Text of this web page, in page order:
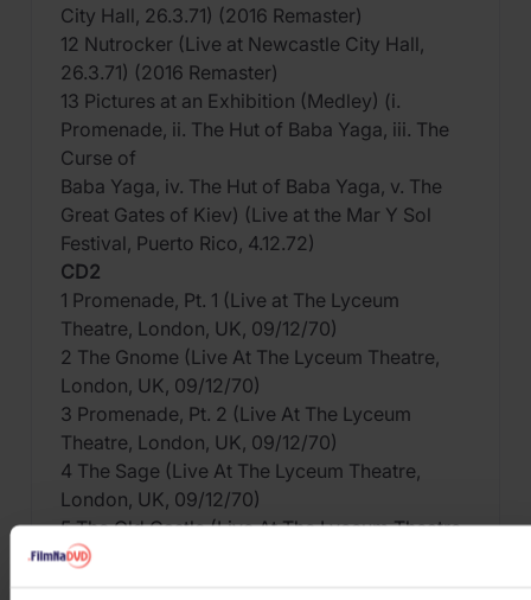
City Hall, 26.3.71) (2016 Remaster)
12 Nutrocker (Live at Newcastle City Hall,
26.3.71) (2016 Remaster)
13 Pictures at an Exhibition (Medley) (i.
Promenade, ii. The Hut of Baba Yaga, iii. The
Curse of
Baba Yaga, iv. The Hut of Baba Yaga, v. The
Great Gates of Kiev) (Live at the Mar Y Sol
Festival, Puerto Rico, 4.12.72)
CD2
1 Promenade, Pt. 1 (Live at The Lyceum
Theatre, London, UK, 09/12/70)
2 The Gnome (Live At The Lyceum Theatre,
London, UK, 09/12/70)
3 Promenade, Pt. 2 (Live At The Lyceum
Theatre, London, UK, 09/12/70)
4 The Sage (Live At The Lyceum Theatre,
London, UK, 09/12/70)
5 The Old Castle (Live At The Lyceum Theatre,
London, UK, 09/12/70)